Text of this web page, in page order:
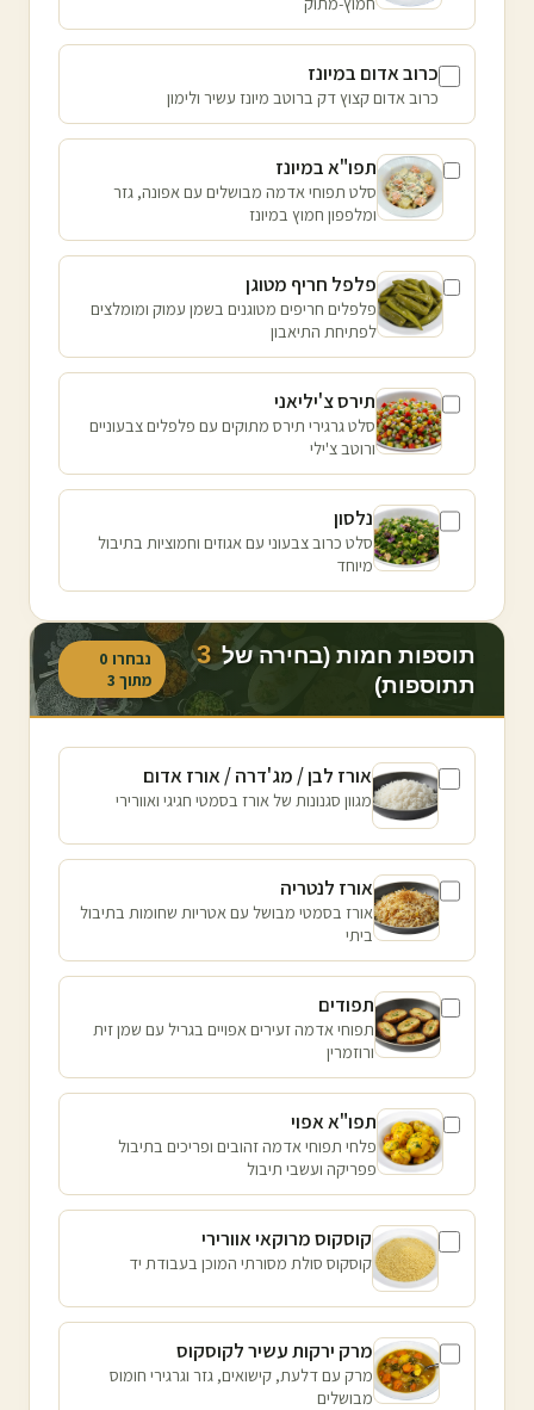
כרוב אדום במיונז
כרוב אדום קצוץ דק ברוטב מיונז עשיר ולימון
תפו"א במיונז
סלט תפוחי אדמה מבושלים עם אפונה, גזר
ומלפפון חמוץ במיונז
פלפל חריף מטוגן
פלפלים חריפים מטוגנים בשמן עמוק ומומלצים
לפתיחת התיאבון
תירס צ'יליאני
סלט גרגירי תירס מתוקים עם פלפלים צבעוניים
ורוטב צ'ילי
נלסון
סלט כרוב צבעוני עם אגוזים וחמוציות בתיבול
מיוחד
תוספות חמות (בחירה של 3
תתוספות)
נבחרו 0
מתוך 3
אורז לבן / מג'דרה / אורז אדום
מגוון סגנונות של אורז בסמטי חגיגי ואוורירי
אורז לנטריה
אורז בסמטי מבושל עם אטריות שחומות בתיבול
ביתי
תפודים
תפוחי אדמה זעירים אפויים בגריל עם שמן זית
ורוזמרין
תפו"א אפוי
פלחי תפוחי אדמה זהובים ופריכים בתיבול
פפריקה ועשבי תיבול
קוסקוס מרוקאי אוורירי
קוסקוס סולת מסורתי המוכן בעבודת יד
מרק ירקות עשיר לקוסקוס
מרק עם דלעת, קישואים, גזר וגרגירי חומוס
מבושלים